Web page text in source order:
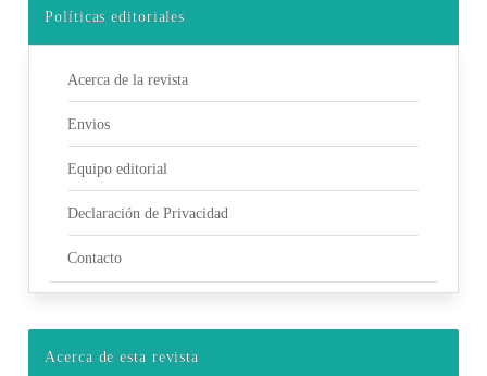
Políticas editoriales
Acerca de la revista
Envios
Equipo editorial
Declaración de Privacidad
Contacto
Acerca de esta revista